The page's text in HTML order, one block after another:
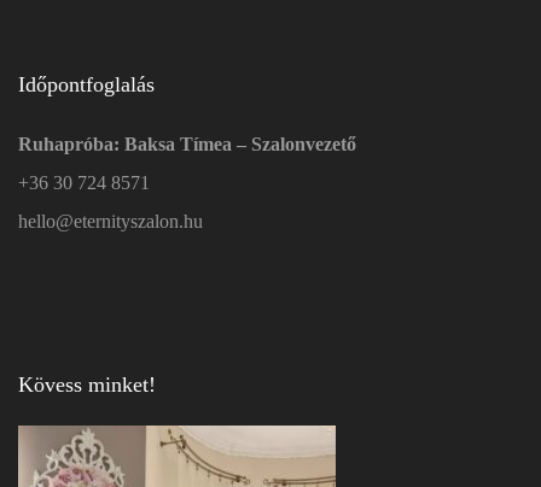
Időpontfoglalás
Ruhapróba: Baksa Tímea – Szalonvezető
+36 30 724 8571
hello@eternityszalon.hu
Kövess minket!